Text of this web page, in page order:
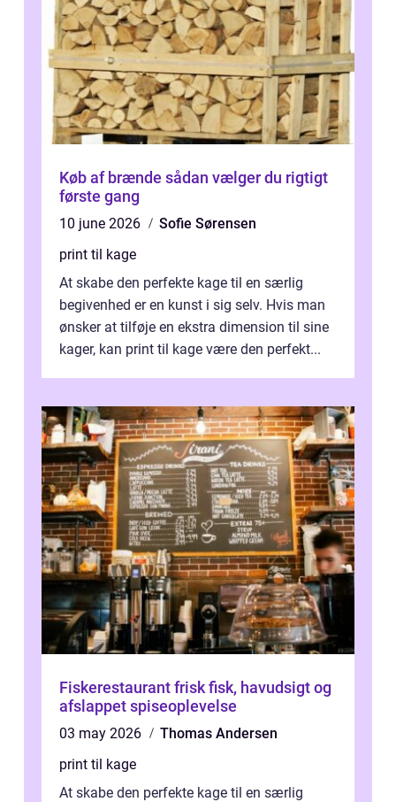
Køb af brænde sådan vælger du rigtigt
første gang
10 june 2026
Sofie Sørensen
print til kage
At skabe den perfekte kage til en særlig
begivenhed er en kunst i sig selv. Hvis man
ønsker at tilføje en ekstra dimension til sine
kager, kan print til kage være den perfekt...
Fiskerestaurant frisk fisk, havudsigt og
afslappet spiseoplevelse
03 may 2026
Thomas Andersen
print til kage
At skabe den perfekte kage til en særlig